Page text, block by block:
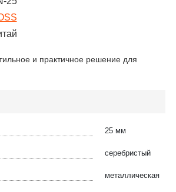
и практичное решение для
25 мм
серебристый
металлическая